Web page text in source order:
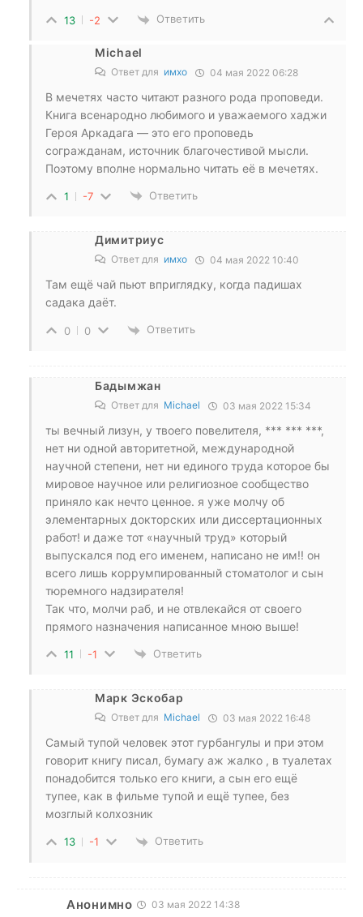
13 -2 Ответить
Michael
Ответ для имхо 04 мая 2022 06:28
В мечетях часто читают разного рода проповеди.
Книга всенародно любимого и уважаемого хаджи
Героя Аркадага — это его проповедь
согражданам, источник благочестивой мысли.
Поэтому вполне нормально читать её в мечетях.
1 -7 Ответить
Димитриус
Ответ для имхо 04 мая 2022 10:40
Там ещё чай пьют вприглядку, когда падишах
садака даёт.
0 0 Ответить
Бадымжан
Ответ для Michael 03 мая 2022 15:34
ты вечный лизун, у твоего повелителя, *** *** ***,
нет ни одной авторитетной, международной
научной степени, нет ни единого труда которое бы
мировое научное или религиозное сообщество
приняло как нечто ценное. я уже молчу об
элементарных докторских или диссертационных
работ! и даже тот «научный труд» который
выпускался под его именем, написано не им!! он
всего лишь коррумпированный стоматолог и сын
тюремного надзирателя!
Так что, молчи раб, и не отвлекайся от своего
прямого назначения написанное мною выше!
11 -1 Ответить
Марк Эскобар
Ответ для Michael 03 мая 2022 16:48
Самый тупой человек этот гурбангулы и при этом
говорит книгу писал, бумагу аж жалко , в туалетах
понадобится только его книги, а сын его ещё
тупее, как в фильме тупой и ещё тупее, без
мозглый колхозник
13 -1 Ответить
Анонимно 03 мая 2022 14:38